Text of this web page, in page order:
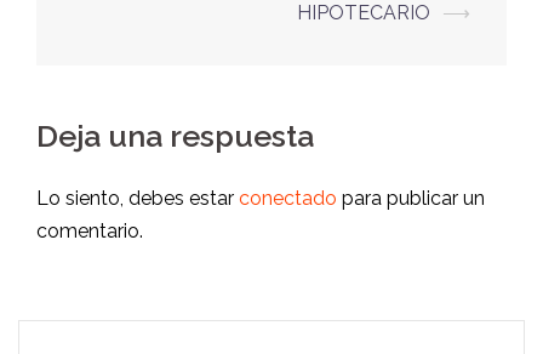
HIPOTECARIO
⟶
Deja una respuesta
Lo siento, debes estar conectado para publicar un
comentario.